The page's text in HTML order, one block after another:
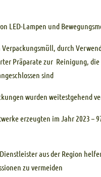
LED-Lampen und
Verpackungsmüll, durch
Präparate zur Reinigung, die
sind
wurden weitestgehend
erzeugten im Jahr 2023 –
aus der Region
zu vermeiden